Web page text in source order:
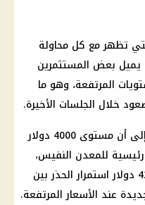
تظهر مع كل محاولة
إذ يميل بعض المستثمرين
المرتفعة، وهو ما
خلال الجلسات الأخيرة.
وأشار تقرير صادر عن ساكسو بنك إلى أن مستوى 4000 دولار
للمعدن النفيس،
بينما تعكس عمليات البيع قرب 4200 دولار استمرار الحذر بين
عند الأسعار المرتفعة.